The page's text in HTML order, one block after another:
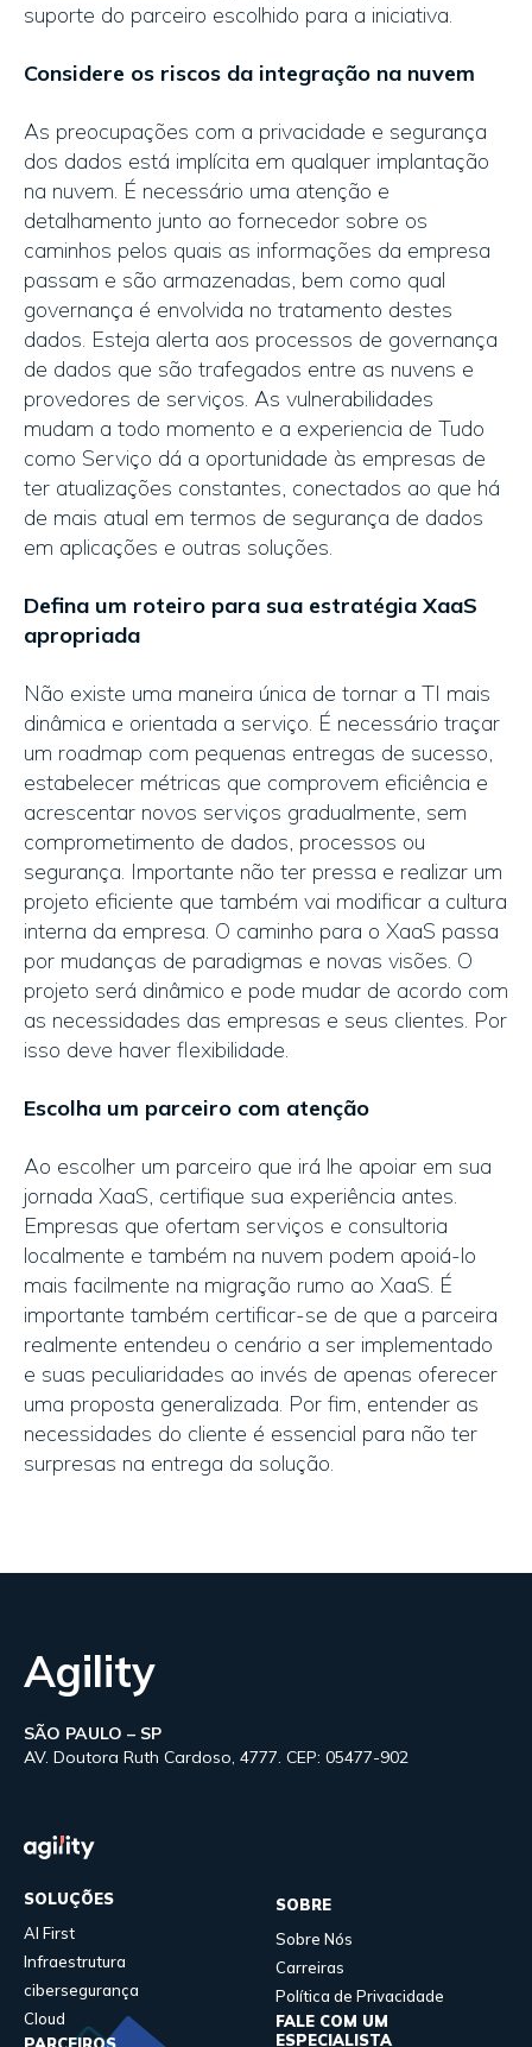
suporte do parceiro escolhido para a iniciativa.
Considere os riscos da integração na nuvem
As preocupações com a privacidade e segurança
dos dados está implícita em qualquer implantação
na nuvem. É necessário uma atenção e
detalhamento junto ao fornecedor sobre os
caminhos pelos quais as informações da empresa
passam e são armazenadas, bem como qual
governança é envolvida no tratamento destes
dados. Esteja alerta aos processos de governança
de dados que são trafegados entre as nuvens e
provedores de serviços. As vulnerabilidades
mudam a todo momento e a experiencia de Tudo
como Serviço dá a oportunidade às empresas de
ter atualizações constantes, conectados ao que há
de mais atual em termos de segurança de dados
em aplicações e outras soluções.
Defina um roteiro para sua estratégia XaaS
apropriada
Não existe uma maneira única de tornar a TI mais
dinâmica e orientada a serviço. É necessário traçar
um roadmap com pequenas entregas de sucesso,
estabelecer métricas que comprovem eficiência e
acrescentar novos serviços gradualmente, sem
comprometimento de dados, processos ou
segurança. Importante não ter pressa e realizar um
projeto eficiente que também vai modificar a cultura
interna da empresa. O caminho para o XaaS passa
por mudanças de paradigmas e novas visões. O
projeto será dinâmico e pode mudar de acordo com
as necessidades das empresas e seus clientes. Por
isso deve haver flexibilidade.
Escolha um parceiro com atenção
Ao escolher um parceiro que irá lhe apoiar em sua
jornada XaaS, certifique sua experiência antes.
Empresas que ofertam serviços e consultoria
localmente e também na nuvem podem apoiá-lo
mais facilmente na migração rumo ao XaaS. É
importante também certificar-se de que a parceira
realmente entendeu o cenário a ser implementado
e suas peculiaridades ao invés de apenas oferecer
uma proposta generalizada. Por fim, entender as
necessidades do cliente é essencial para não ter
surpresas na entrega da solução.
Agility
SÃO PAULO – SP
AV. Doutora Ruth Cardoso, 4777. CEP: 05477-902
SOLUÇÕES
AI First
Infraestrutura
cibersegurança
Cloud
SOBRE
Sobre Nós
Carreiras
Política de Privacidade
FALE COM UM
ESPECIALISTA